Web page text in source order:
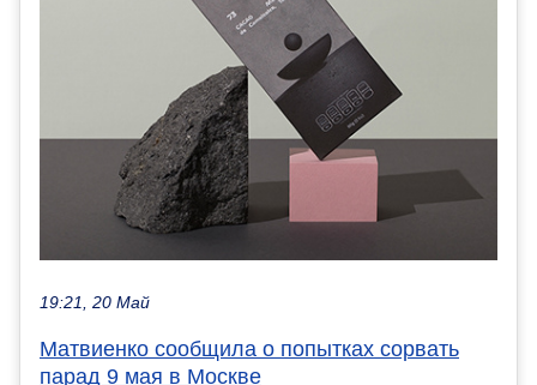
19:21, 20 Май
Матвиенко сообщила о попытках сорвать
парад 9 мая в Москве